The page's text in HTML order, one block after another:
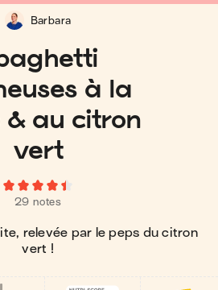
à la
au citron
vert
29 notes
relevée par le peps du citron
vert !
Barbara